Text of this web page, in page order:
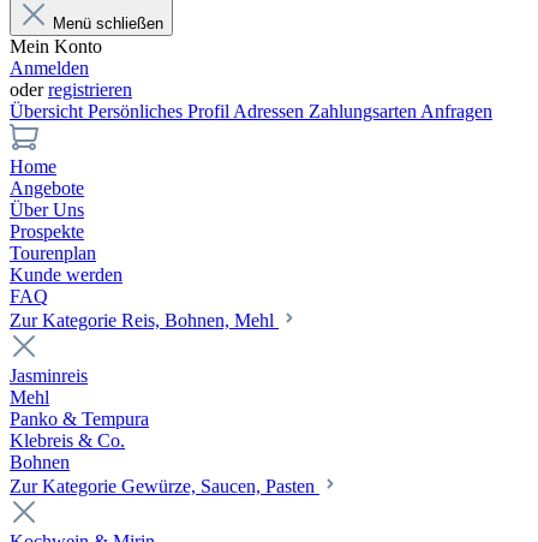
Menü schließen
Mein Konto
Anmelden
oderregistrieren
Übersicht Persönliches Profil Adressen Zahlungsarten Anfragen
Home
Angebote
Über Uns
Prospekte
Tourenplan
Kunde werden
FAQ
Zur Kategorie Reis, Bohnen, Mehl
Jasminreis
Mehl
Panko & Tempura
Klebreis & Co.
Bohnen
Zur Kategorie Gewürze, Saucen, Pasten